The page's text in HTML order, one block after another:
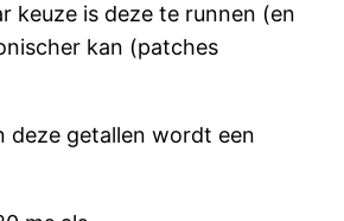
keuze is deze te runnen (en
kan (patches
deze getallen wordt een